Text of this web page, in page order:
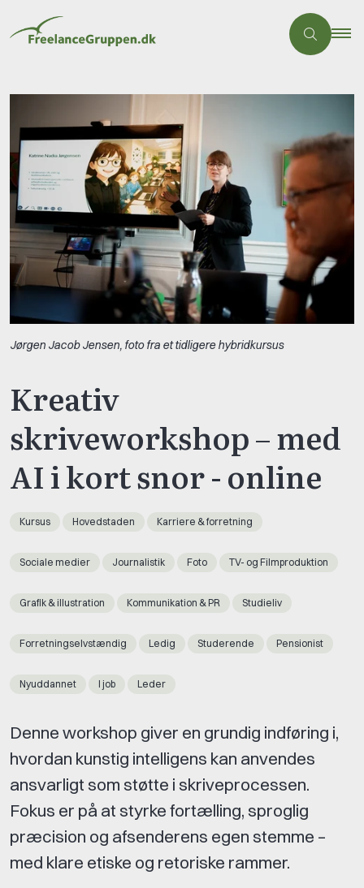
Jørgen Jacob Jensen, foto fra et tidligere hybridkursus
Kreativ
skriveworkshop – med
AI i kort snor - online
Kursus Hovedstaden Karriere & forretning
Sociale medier Journalistik Foto TV- og Filmproduktion
Grafik & illustration Kommunikation & PR Studieliv
Forretningselvstændig Ledig Studerende Pensionist
Nyuddannet I job Leder
Denne workshop giver en grundig indføring i,
hvordan kunstig intelligens kan anvendes
ansvarligt som støtte i skriveprocessen.
Fokus er på at styrke fortælling, sproglig
præcision og afsenderens egen stemme –
med klare etiske og retoriske rammer.